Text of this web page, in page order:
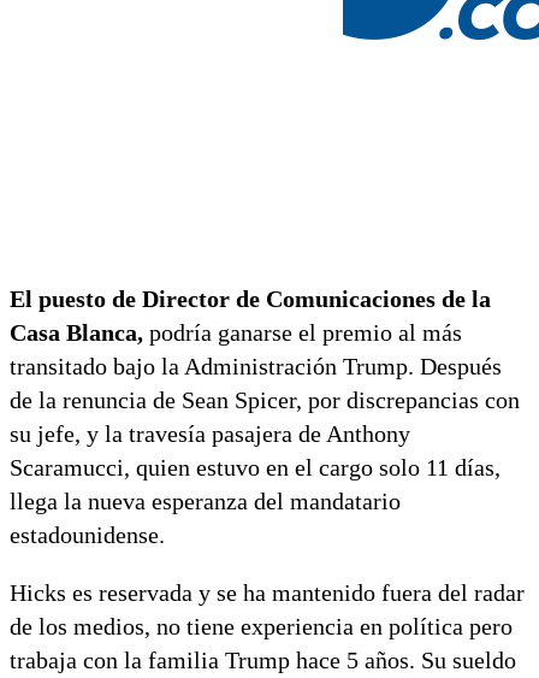
El puesto de Director de Comunicaciones de la
Casa Blanca, podría ganarse el premio al más
transitado bajo la Administración Trump. Después
de la renuncia de Sean Spicer, por discrepancias con
su jefe, y la travesía pasajera de Anthony
Scaramucci, quien estuvo en el cargo solo 11 días,
llega la nueva esperanza del mandatario
estadounidense.
Hicks es reservada y se ha mantenido fuera del radar
de los medios, no tiene experiencia en política pero
trabaja con la familia Trump hace 5 años. Su sueldo